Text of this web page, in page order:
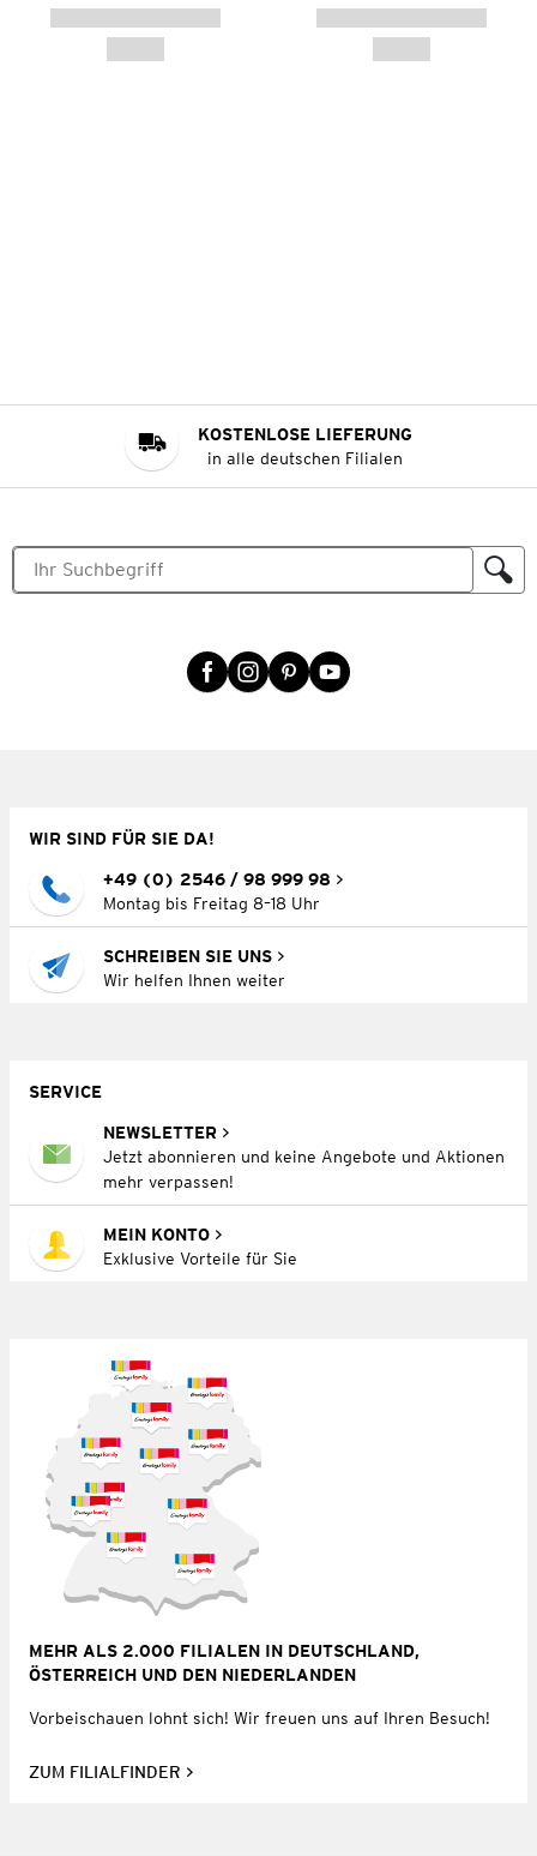
KOSTENLOSE LIEFERUNG
in alle deutschen Filialen
WIR SIND FÜR SIE DA!
+49 (0) 2546 / 98 999 98
Montag bis Freitag 8–18 Uhr
SCHREIBEN SIE UNS
Wir helfen Ihnen weiter
SERVICE
NEWSLETTER
Jetzt abonnieren und keine Angebote und Aktionen
mehr verpassen!
MEIN KONTO
Exklusive Vorteile für Sie
MEHR ALS 2.000 FILIALEN IN DEUTSCHLAND,
ÖSTERREICH UND DEN NIEDERLANDEN
Vorbeischauen lohnt sich! Wir freuen uns auf Ihren Besuch!
ZUM FILIALFINDER